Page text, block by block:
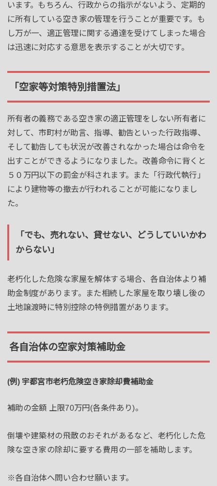
います。もちろん、行政からの指示がないよう、定期的
に所有している空き家の管理を行うことが重要です。も
し万が一、適正管理に関する通達を受けてしまった場合
は迅速に対応する意思を表示することが大切です。
「空家等対策特別措置法」
所有者の義務である空き家の適正管理をしない所有者に
対して、市町村が助言、指導、勧告といった行政指導、
そして勧告しても状況が改善されなかった場合は命令を
出すことができるようになりました。改善命令に背くと
５０万円以下の罰金が科されます。また「行政代執行」
により建物等の撤去が行われることが可能になりまし
た。
「でも、売れない、貸せない、どうしていいかわ
からない」
老朽化した危険な家屋を解体する場合、各自治体より補
助金制度があります。また相続した家屋を取り壊し後の
土地譲渡時に特別控除の特例措置があります。
各自治体の空家対策補助金
(例) 宇都宮市老朽危険空き家除却費補助金
補助の金額 上限70万円(各条件あり)。
倒壊や建築材の飛散のおそれがあるなど、老朽化した危
険な空き家の除却に要する費用の一部を補助します。
※各自治体へ問い合わせ願います。